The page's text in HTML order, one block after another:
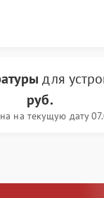
для
руб.
на текущую дату